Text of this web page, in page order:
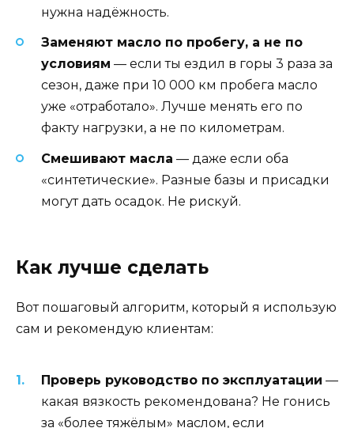
нужна надёжность.
Заменяют масло по пробегу, а не по
условиям — если ты ездил в горы 3 раза за
сезон, даже при 10 000 км пробега масло
уже «отработало». Лучше менять его по
факту нагрузки, а не по километрам.
Смешивают масла — даже если оба
«синтетические». Разные базы и присадки
могут дать осадок. Не рискуй.
Как лучше сделать
Вот пошаговый алгоритм, который я использую
сам и рекомендую клиентам:
Проверь руководство по эксплуатации —
какая вязкость рекомендована? Не гонись
за «более тяжёлым» маслом, если